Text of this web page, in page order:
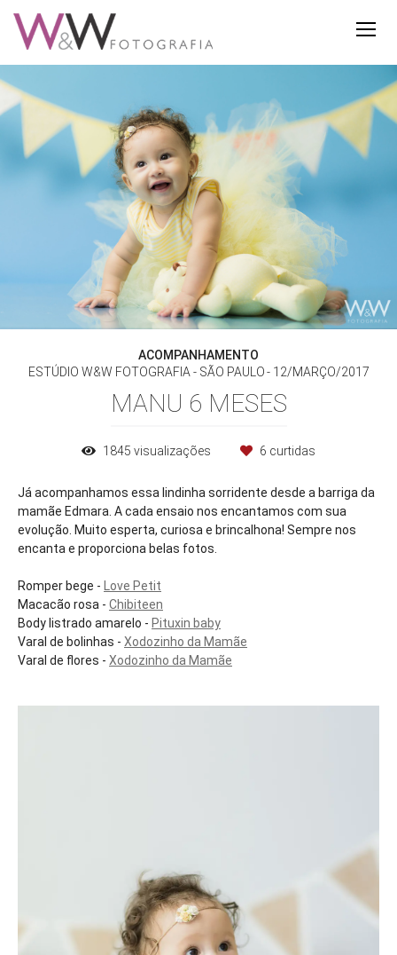
ACOMPANHAMENTO
ESTÚDIO W&W FOTOGRAFIA - SÃO PAULO
12/MARÇO/2017
MANU 6 MESES
1845 visualizações 6 curtidas
Já acompanhamos essa lindinha sorridente desde a barriga da
mamãe Edmara. A cada ensaio nos encantamos com sua
evolução. Muito esperta, curiosa e brincalhona! Sempre nos
encanta e proporciona belas fotos.
Romper bege - Love Petit
Macacão rosa - Chibiteen
Body listrado amarelo - Pituxin baby
Varal de bolinhas - Xodozinho da Mamãe
Varal de flores - Xodozinho da Mamãe